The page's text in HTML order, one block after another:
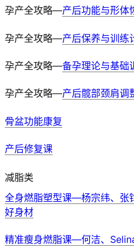
孕产全攻略—产后功能与形体
孕产全攻略—产后保养与训练
孕产全攻略—备孕理论与基础
孕产全攻略—产后髋部颈肩调
骨盆功能康复
产后修复课
减脂类
全身燃脂塑型课—杨宗纬、张
好身材
精准瘦身燃脂课—何洁、